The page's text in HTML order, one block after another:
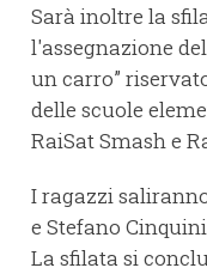
Sarà inoltre la
l'assegnazione
un carro”
delle scuole
RaiSat Smash e
I ragazzi
e Stefano
La sfilata si